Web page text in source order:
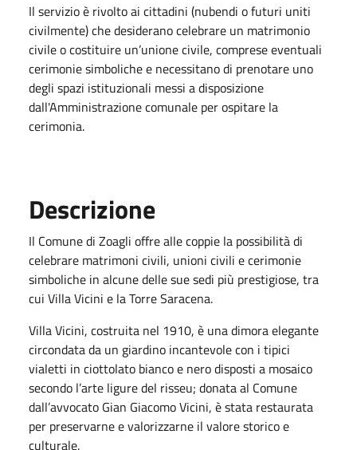
Il servizio è rivolto ai cittadini (nubendi o futuri uniti
civilmente) che desiderano celebrare un matrimonio
civile o costituire un’unione civile, comprese eventuali
cerimonie simboliche e necessitano di prenotare uno
degli spazi istituzionali messi a disposizione
dall'Amministrazione comunale per ospitare la
cerimonia.
Descrizione
Il Comune di Zoagli offre alle coppie la possibilità di
celebrare matrimoni civili, unioni civili e cerimonie
simboliche in alcune delle sue sedi più prestigiose, tra
cui Villa Vicini e la Torre Saracena.
Villa Vicini, costruita nel 1910, è una dimora elegante
circondata da un giardino incantevole con i tipici
vialetti in ciottolato bianco e nero disposti a mosaico
secondo l’arte ligure del risseu; donata al Comune
dall’avvocato Gian Giacomo Vicini, è stata restaurata
per preservarne e valorizzarne il valore storico e
culturale.